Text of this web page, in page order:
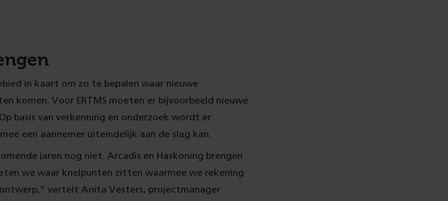
in kaart om zo te bepalen waar nieuwe
komen. Voor ERTMS moeten er bijvoorbeeld nieuwe
basis van verkenning en onderzoek wordt er
een aannemer uiteindelijk aan de slag kan.
jaren nog niet. Arcadis en Haskoning brengen
we waar knelpunten zitten waarmee we rekening
vertelt Anita Vesters, projectmanager